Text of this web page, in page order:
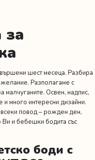
за
шест месеца. Разбира
Разполагаме с
малчуганите. Освен, надпис,
много интересни дизайни.
повод –рожден ден,
Ви и бебешки бодита със
боди с